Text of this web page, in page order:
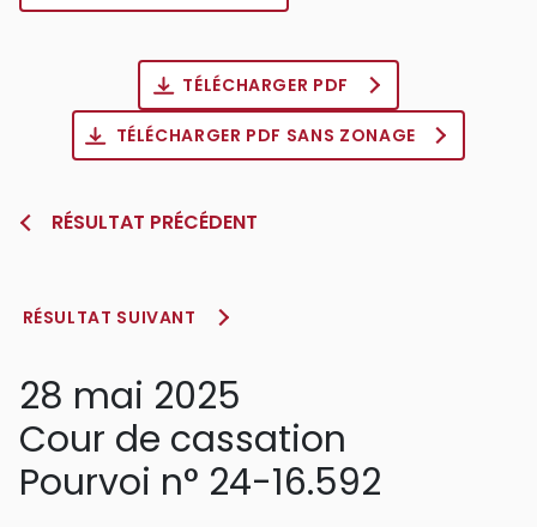
TÉLÉCHARGER PDF
TÉLÉCHARGER PDF SANS ZONAGE
RÉSULTAT PRÉCÉDENT
RÉSULTAT SUIVANT
28 mai 2025
Cour de cassation
Pourvoi n° 24-16.592